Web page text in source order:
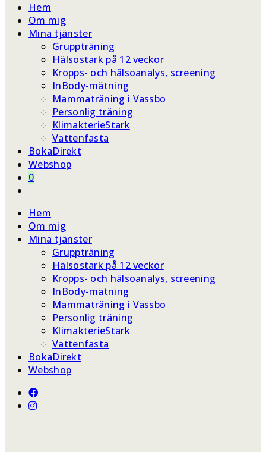
Hem
Om mig
Mina tjänster
Gruppträning
Hälsostark på 12 veckor
Kropps- och hälsoanalys, screening
InBody-mätning
Mammaträning i Vassbo
Personlig träning
KlimakterieStark
Vattenfasta
BokaDirekt
Webshop
0
Hem
Om mig
Mina tjänster
Gruppträning
Hälsostark på 12 veckor
Kropps- och hälsoanalys, screening
InBody-mätning
Mammaträning i Vassbo
Personlig träning
KlimakterieStark
Vattenfasta
BokaDirekt
Webshop